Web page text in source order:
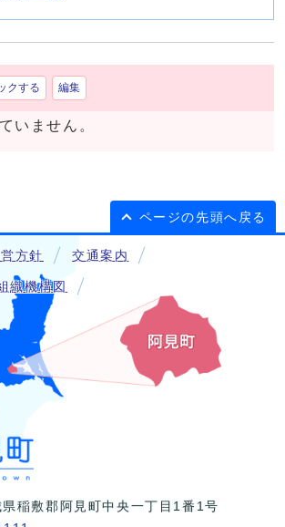
クする 編集
いません。
ページの先頭へ戻る
方針 交通案内
織機構図
稲敷郡阿見町中央一丁目1番1号